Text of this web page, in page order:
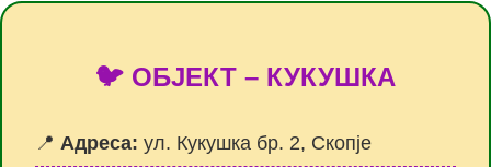
🐦 ОБЈЕКТ – КУКУШКА
📍 Адреса: ул. Кукушка бр. 2, Скопје